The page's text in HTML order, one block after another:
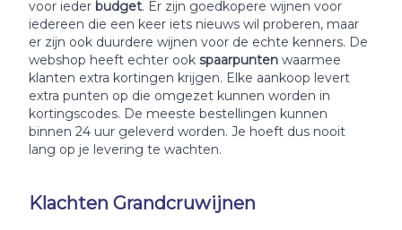
voor ieder budget. Er zijn goedkopere wijnen voor
iedereen die een keer iets nieuws wil proberen, maar
er zijn ook duurdere wijnen voor de echte kenners. De
webshop heeft echter ook spaarpunten waarmee
klanten extra kortingen krijgen. Elke aankoop levert
extra punten op die omgezet kunnen worden in
kortingscodes. De meeste bestellingen kunnen
binnen 24 uur geleverd worden. Je hoeft dus nooit
lang op je levering te wachten.
Klachten Grandcruwijnen